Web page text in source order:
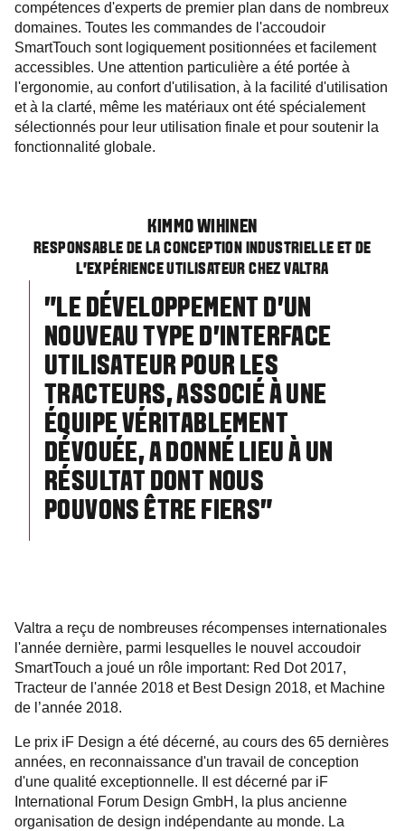
compétences d'experts de premier plan dans de nombreux
domaines. Toutes les commandes de l'accoudoir
SmartTouch sont logiquement positionnées et facilement
accessibles. Une attention particulière a été portée à
l'ergonomie, au confort d'utilisation, à la facilité d'utilisation
et à la clarté, même les matériaux ont été spécialement
sélectionnés pour leur utilisation finale et pour soutenir la
fonctionnalité globale.
KIMMO WIHINEN
RESPONSABLE DE LA CONCEPTION INDUSTRIELLE ET DE
L'EXPÉRIENCE UTILISATEUR CHEZ VALTRA
"LE DÉVELOPPEMENT D'UN
NOUVEAU TYPE D'INTERFACE
UTILISATEUR POUR LES
TRACTEURS, ASSOCIÉ À UNE
ÉQUIPE VÉRITABLEMENT
DÉVOUÉE, A DONNÉ LIEU À UN
RÉSULTAT DONT NOUS
POUVONS ÊTRE FIERS"
Valtra a reçu de nombreuses récompenses internationales
l'année dernière, parmi lesquelles le nouvel accoudoir
SmartTouch a joué un rôle important: Red Dot 2017,
Tracteur de l'année 2018 et Best Design 2018, et Machine
de l’année 2018.
Le prix iF Design a été décerné, au cours des 65 dernières
années, en reconnaissance d'un travail de conception
d'une qualité exceptionnelle. Il est décerné par iF
International Forum Design GmbH, la plus ancienne
organisation de design indépendante au monde. La